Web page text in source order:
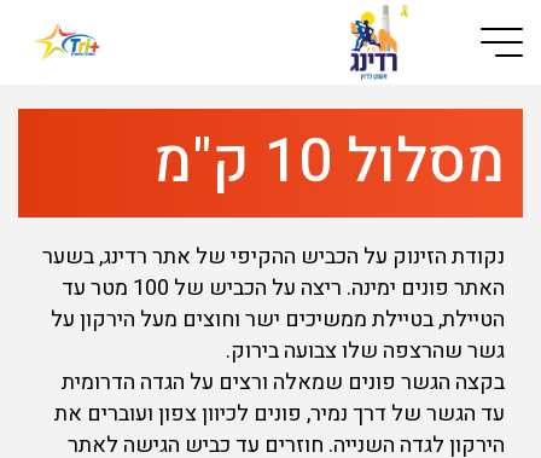
Button used only for devices with a small screen
מסלול 10 ק"מ
נקודת הזינוק על הכביש ההקיפי של אתר רדינג, בשער
האתר פונים ימינה. ריצה על הכביש של 100 מטר עד
הטיילת, בטיילת ממשיכים ישר וחוצים מעל הירקון על
גשר שהרצפה שלו צבועה בירוק.
בקצה הגשר פונים שמאלה ורצים על הגדה הדרומית
עד הגשר של דרך נמיר, פונים לכיוון צפון ועוברים את
הירקון לגדה השנייה. חוזרים עד כביש הגישה לאתר